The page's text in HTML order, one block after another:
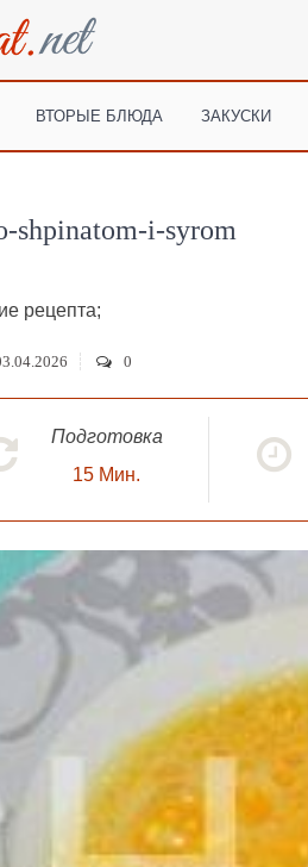
ВТОРЫЕ БЛЮДА ЗАКУСКИ
shpinatom-i-syrom
;
0
Подготовка
15 Мин.